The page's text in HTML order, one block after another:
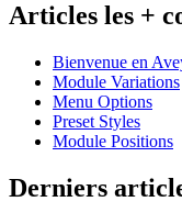
Articles les +
Bienvenue en
Module Variations
Menu Options
Preset Styles
Module Positions
Derniers